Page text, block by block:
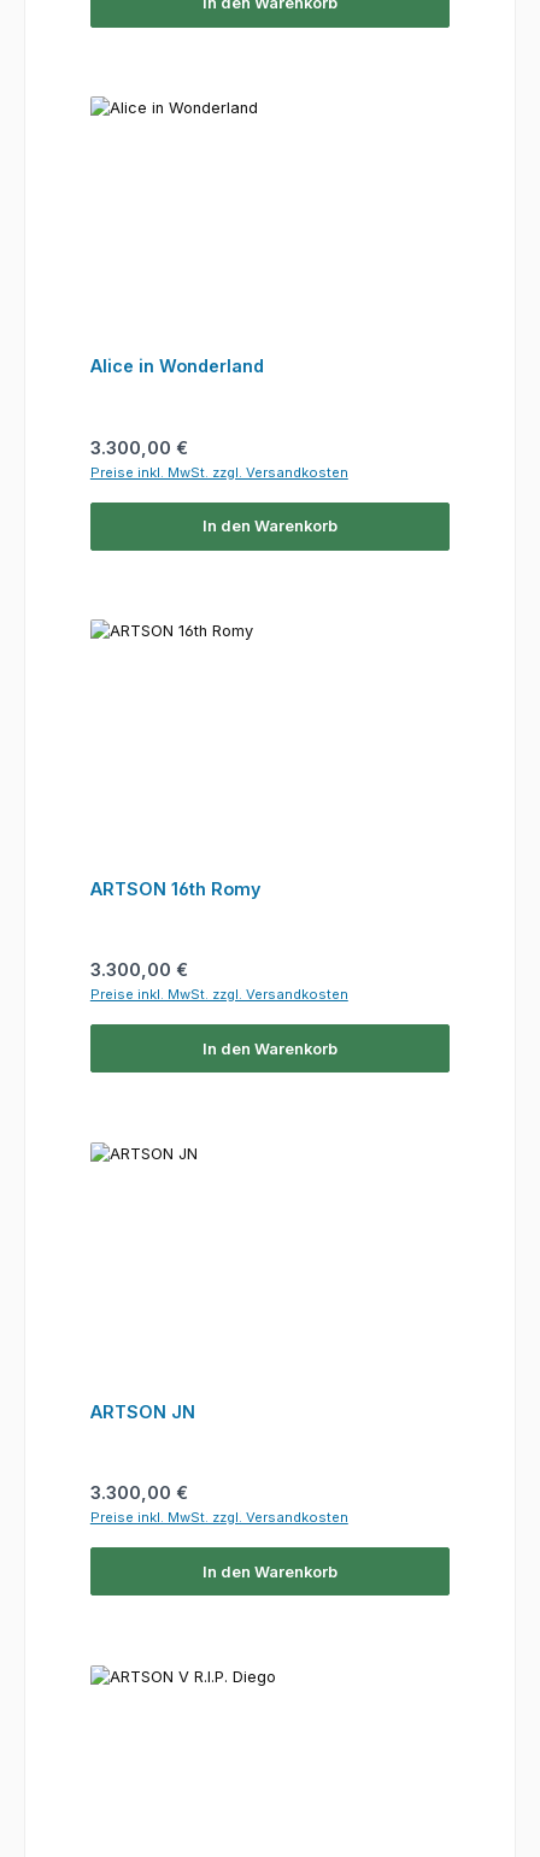
Alice in Wonderland
Regulärer Preis:
3.300,00 €
Preise inkl. MwSt. zzgl. Versandkosten
In den Warenkorb
ARTSON 16th Romy
Regulärer Preis:
3.300,00 €
Preise inkl. MwSt. zzgl. Versandkosten
In den Warenkorb
ARTSON JN
Regulärer Preis:
3.300,00 €
Preise inkl. MwSt. zzgl. Versandkosten
In den Warenkorb